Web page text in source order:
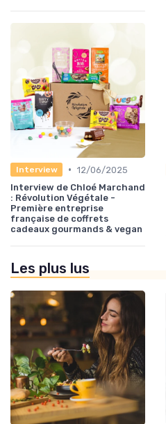
Interview • 12/06/2025
Interview de Chloé Marchand
: Révolution Végétale -
Première entreprise
française de coffrets
cadeaux gourmands & vegan
Les plus lus